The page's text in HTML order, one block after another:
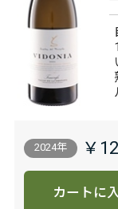
2024年 ￥
カートに